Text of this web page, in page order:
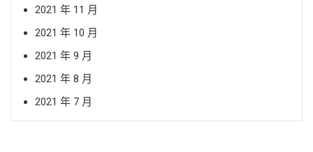
2021 年 11 月
2021 年 10 月
2021 年 9 月
2021 年 8 月
2021 年 7 月